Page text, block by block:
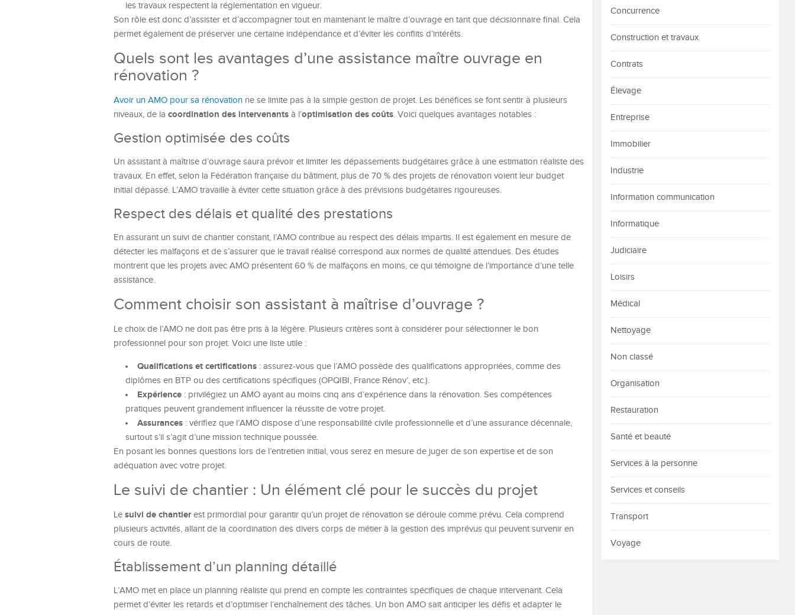
les travaux respectent la réglementation en vigueur.
Son rôle est donc d’assister et d’accompagner tout en maintenant le maître d’ouvrage en tant que décisionnaire final. Cela
permet également de préserver une certaine indépendance et d’éviter les conflits d’intérêts.
Quels sont les avantages d’une assistance maître ouvrage en
rénovation ?
Avoir un AMO pour sa rénovation ne se limite pas à la simple gestion de projet. Les bénéfices se font sentir à plusieurs
niveaux, de la coordination des intervenants à l’optimisation des coûts. Voici quelques avantages notables :
Gestion optimisée des coûts
Un assistant à maîtrise d’ouvrage saura prévoir et limiter les dépassements budgétaires grâce à une estimation réaliste des
travaux. En effet, selon la Fédération française du bâtiment, plus de 70 % des projets de rénovation voient leur budget
initial dépassé. L’AMO travaille à éviter cette situation grâce à des prévisions budgétaires rigoureuses.
Respect des délais et qualité des prestations
En assurant un suivi de chantier constant, l’AMO contribue au respect des délais impartis. Il est également en mesure de
détecter les malfaçons et de s’assurer que le travail réalisé correspond aux normes de qualité attendues. Des études
montrent que les projets avec AMO présentent 60 % de malfaçons en moins, ce qui témoigne de l’importance d’une telle
assistance.
Comment choisir son assistant à maîtrise d’ouvrage ?
Le choix de l’AMO ne doit pas être pris à la légère. Plusieurs critères sont à considérer pour sélectionner le bon
professionnel pour son projet. Voici une liste utile :
Qualifications et certifications : assurez-vous que l’AMO possède des qualifications appropriées, comme des
diplômes en BTP ou des certifications spécifiques (OPQIBI, France Rénov’, etc.).
Expérience : privilégiez un AMO ayant au moins cinq ans d’expérience dans la rénovation. Ses compétences
pratiques peuvent grandement influencer la réussite de votre projet.
Assurances : vérifiez que l’AMO dispose d’une responsabilité civile professionnelle et d’une assurance décennale,
surtout s’il s’agit d’une mission technique poussée.
En posant les bonnes questions lors de l’entretien initial, vous serez en mesure de juger de son expertise et de son
adéquation avec votre projet.
Le suivi de chantier : Un élément clé pour le succès du projet
Le suivi de chantierest primordial pour garantir qu’un projet de rénovation se déroule comme prévu. Cela comprend
plusieurs activités, allant de la coordination des divers corps de métier à la gestion des imprévus qui peuvent survenir en
cours de route.
Établissement d’un planning détaillé
L’AMO met en place un planning réaliste qui prend en compte les contraintes spécifiques de chaque intervenant. Cela
permet d’éviter les retards et d’optimiser l’enchaînement des tâches. Un bon AMO sait anticiper les défis et adapter le
Concurrence
Construction et travaux
Contrats
Élevage
Entreprise
Immobilier
Industrie
Information communication
Informatique
Judiciaire
Loisirs
Médical
Nettoyage
Non classé
Organisation
Restauration
Santé et beauté
Services à la personne
Services et conseils
Transport
Voyage